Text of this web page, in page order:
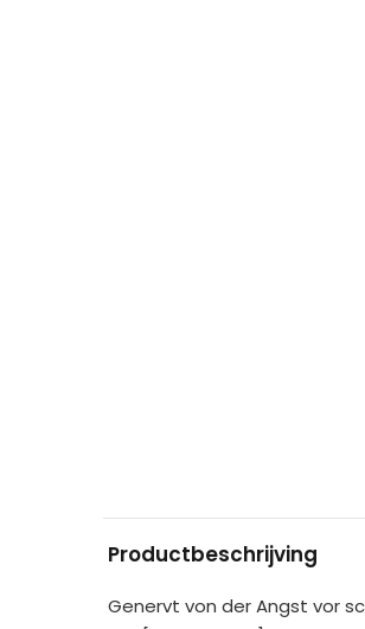
Productbeschrijving
Genervt von der Angst vor